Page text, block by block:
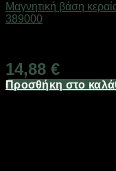
Μαγνητική βάση
389000
14,88 €
Προσθήκη στο